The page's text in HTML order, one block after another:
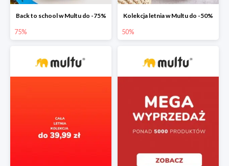
Back to school w Multu do -75%
75%
Kolekcja letnia w Multu do -50%
50%